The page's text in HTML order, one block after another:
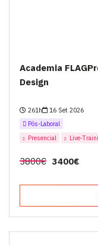
Academia
Design
261h
16 Set 2026
Pós-Laboral
Presencial
Live-
3800€ 3400€